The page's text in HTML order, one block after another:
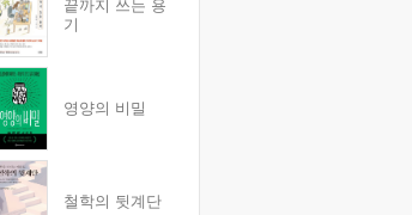
끝까지 쓰는 용
기
영양의 비밀
철학의 뒷계단